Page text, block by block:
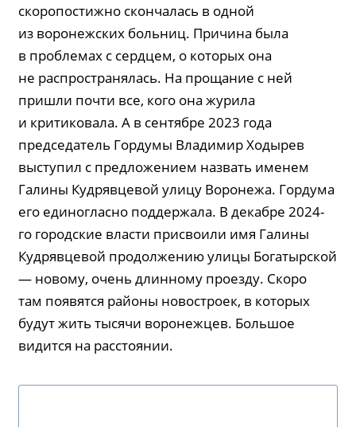
скоропостижно скончалась в одной
из воронежских больниц. Причина была
в проблемах с сердцем, о которых она
не распространялась. На прощание с ней
пришли почти все, кого она журила
и критиковала. А в сентябре 2023 года
председатель Гордумы Владимир Ходырев
выступил с предложением назвать именем
Галины Кудрявцевой улицу Воронежа. Гордума
его единогласно поддержала. В декабре 2024-
го городские власти присвоили имя Галины
Кудрявцевой продолжению улицы Богатырской
— новому, очень длинному проезду. Скоро
там появятся районы новостроек, в которых
будут жить тысячи воронежцев. Большое
видится на расстоянии.